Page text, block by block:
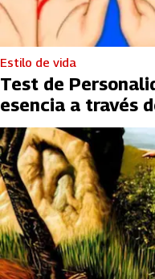
Estilo de vida
Test de
esencia a través